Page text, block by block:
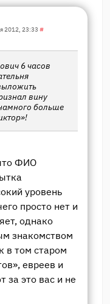
2012, 23:33 #
6 часов
вину
больше
ФИО
уровень
просто нет и
однако
знакомством
в том старом
евреев и
за это вас и не